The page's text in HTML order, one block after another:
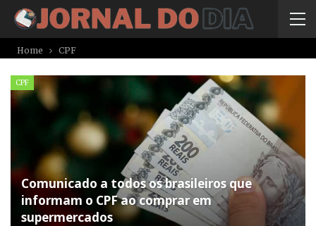
Home CPF
CPF
Comunicado a todos os brasileiros que
informam o CPF ao comprar em
supermercados